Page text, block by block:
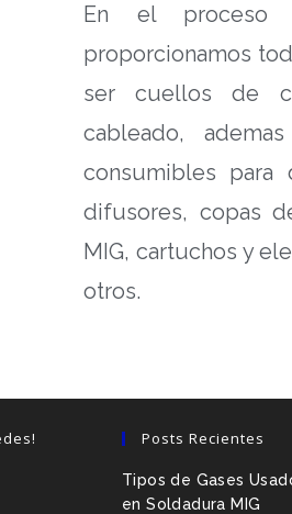
En el proceso
proporcionamos
ser cuellos de
cableado,
consumibles para
difusores, copas
MIG, cartuchos y
otros.
Posts Recientes
Tipos de Gases
en Soldadura MIG